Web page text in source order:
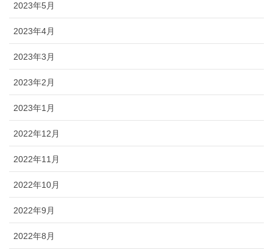
2023年5月
2023年4月
2023年3月
2023年2月
2023年1月
2022年12月
2022年11月
2022年10月
2022年9月
2022年8月